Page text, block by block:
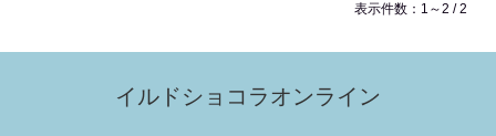
表示件数：1～2 / 2
イルドショコラオンライン